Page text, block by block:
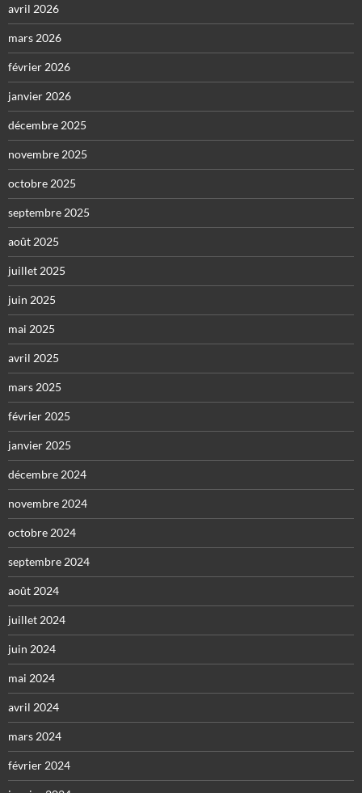
avril 2026
mars 2026
février 2026
janvier 2026
décembre 2025
novembre 2025
octobre 2025
septembre 2025
août 2025
juillet 2025
juin 2025
mai 2025
avril 2025
mars 2025
février 2025
janvier 2025
décembre 2024
novembre 2024
octobre 2024
septembre 2024
août 2024
juillet 2024
juin 2024
mai 2024
avril 2024
mars 2024
février 2024